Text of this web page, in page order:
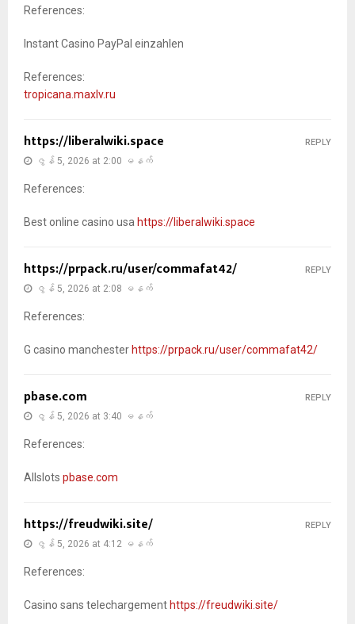
References:
Instant Casino PayPal einzahlen
References:
tropicana.maxlv.ru
https://liberalwiki.space
ဇွန် 5, 2026 at 2:00 မနက်
References:
Best online casino usa https://liberalwiki.space
REPLY
https://prpack.ru/user/commafat42/
ဇွန် 5, 2026 at 2:08 မနက်
References:
G casino manchester https://prpack.ru/user/commafat42/
REPLY
pbase.com
ဇွန် 5, 2026 at 3:40 မနက်
References:
Allslots pbase.com
REPLY
https://freudwiki.site/
ဇွန် 5, 2026 at 4:12 မနက်
References:
Casino sans telechargement https://freudwiki.site/
REPLY